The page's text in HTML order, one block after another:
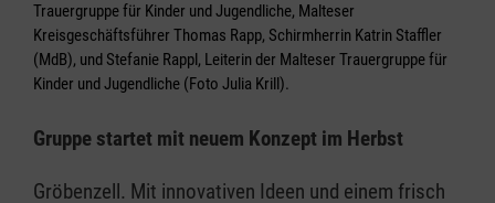
Trauergruppe für Kinder und Jugendliche, Malteser
Kreisgeschäftsführer Thomas Rapp, Schirmherrin Katrin Staffler
(MdB), und Stefanie Rappl, Leiterin der Malteser Trauergruppe für
Kinder und Jugendliche (Foto Julia Krill).
Gruppe startet mit neuem Konzept im Herbst
Gröbenzell. Mit innovativen Ideen und einem frisch